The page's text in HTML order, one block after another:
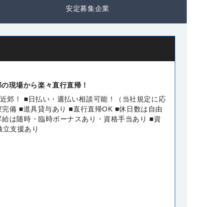
安定募集企業
現場から楽々直行直帰！
郊！ ■日払い・週払い相談可能！（当社規定に応
備 ■道具貸与あり ■直行直帰OK ■休日数は自由
は随時・臨時ボーナスあり・資格手当あり ■資
支援あり